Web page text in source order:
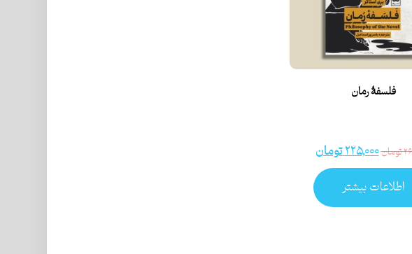
فلسفۀ رمان
تومان۲۲۵,۰۰۰تومان
اطلاعات بیشتر